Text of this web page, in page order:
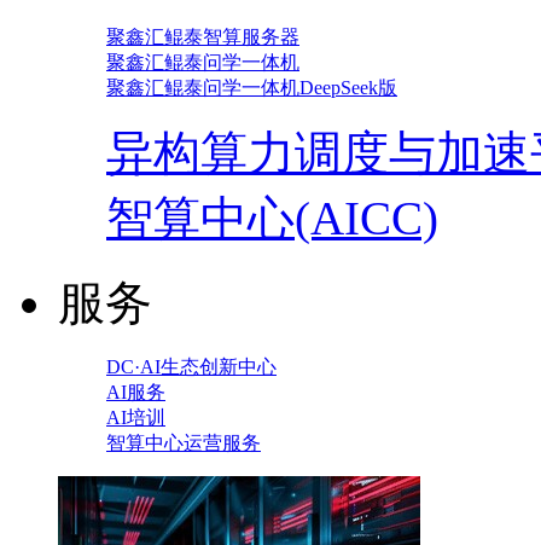
聚鑫汇鲲泰智算服务器
聚鑫汇鲲泰问学一体机
聚鑫汇鲲泰问学一体机DeepSeek版
异构算力调度与加
智算中心(AICC)
服务
DC·AI生态创新中心
AI服务
AI培训
智算中心运营服务